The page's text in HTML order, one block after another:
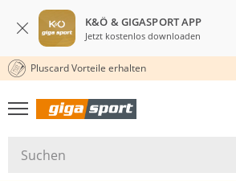
K&Ö & GIGASPORT APP
Jetzt kostenlos downloaden
30 TAGE RÜCKGABERECHT
Pluscard Vorteile erhalten
GIGASTYLE
FAHRRAD­